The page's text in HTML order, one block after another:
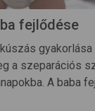
fejlődése
gyakorlása
a szeparációs
A baba